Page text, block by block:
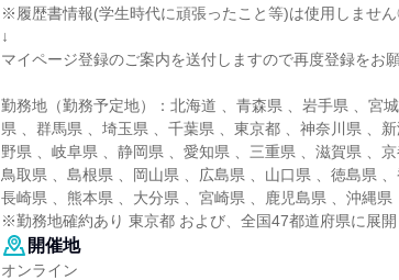
※履歴書情報(学生時代に頑張ったこと等)は使用しませ
↓
マイページ登録のご案内を送付しますので再度登録をお
勤務地（勤務予定地）：北海道 、青森県 、岩手県 、宮
県 、群馬県 、埼玉県 、千葉県 、東京都 、神奈川県 、
野県 、岐阜県 、静岡県 、愛知県 、三重県 、滋賀県 、
鳥取県 、島根県 、岡山県 、広島県 、山口県 、徳島県
長崎県 、熊本県 、大分県 、宮崎県 、鹿児島県 、沖縄県
※勤務地確約あり 東京都 および、全国47都道府県に展開
開催地
オンライン